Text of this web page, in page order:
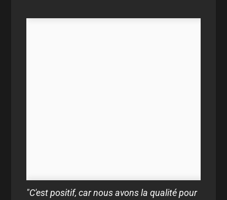
"C'est positif, car nous avons la qualité pour